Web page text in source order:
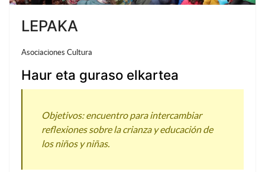
LEPAKA
Asociaciones Cultura
Haur eta guraso elkartea
Objetivos: encuentro para intercambiar
reflexiones sobre la crianza y educación de
los niños y niñas.